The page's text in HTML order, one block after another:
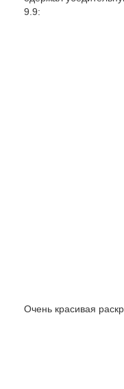
9.9:
Очень красивая